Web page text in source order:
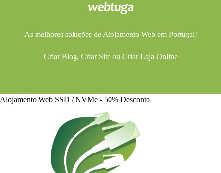
As melhores soluções de Alojamento Webem Portugal!
Criar Blog, Criar Siteou Criar Loja Online
Alojamento Web SSD / NVMe - 50% Desconto